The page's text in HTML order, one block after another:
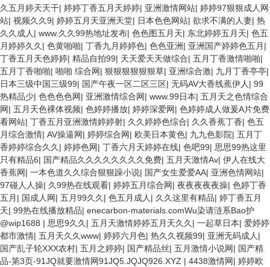
久五月婷天天干| 婷婷丁香五月天婷婷| 亚洲激情网站| 婷婷97狠狠成人网
站| 视频久久9| 婷婷五月天亚洲天堂| 日本色色网站| 欲求不满的人妻| 热
久久成人 | www.久久99热地址发布| 色色图五月天| 东北婷婷五月天| 色五
月婷婷久久 | 色黄啪啪| 丁香九月婷婷色| 色色亚洲| 亚洲国产婷婷色五月 |
丁香五月天色婷婷| 精品自拍99| 天天爱天天做综合| 五月丁香激情啪啪|
五月丁香啪啪| 啪啪 综合网| 狠狠狠狠狠狠草| 亚洲综合激| 九月丁香亭亭|
日本三级中国三级99| 国产午夜一区二区三区| 无码AV大香线蕉伊人 | 99
热精品少| 色色色色网| 亚洲激情综合网| www.99日本| 五月天之色情综合
网| 五月天色裸体视频| 色婷婷播放| 婷婷深爱网| 色婷婷成人做爰A片免费
看网站| 丁香五月亚洲激情婷婷射| 久久婷婷色综合| 久久香蕉丁香| 色五
月综合激情| AV操逼网| 婷婷综合网| 欧美日本黄色| 九九色影院| 五月丁
香婷婷综合久久 | 婷婷色网| 丁香六月天婷婷在线| 色吧99| 思思99热这里
只有精品6| 国产精品久久久久久久久久免费| 五月天激情Av| 伊人在线大
香蕉网| 一本色道久久综合狠狠躁小说| 国产女生爱爱AA| 亚洲色情网站|
97碰人人操| 久99热在线观看| 婷婷五月综合网| 夜夜夜夜夜操| 色婷丁香
五月 | 国成人网| 五月99久久 | 色五月成人 | 久久这里有精品| 婷丁香五月
天| 99热在线播放精品| enecarbon-materials.comWu染请涟系Bao护
@wip1688 | 思思9久久 | 五月天激情婷婷五月天久久 | 一起草日本| 爱婷婷
都市激情| 五月天久久www| 婷婷六月色| 热久久视频99| 亚洲无码成人 |
国产乱子轮XXX农村| 五月之婷婷| 国产精品丝| 五月激情小说网| 国产精
品-第3页-91JQ就要激情网91JQ5.JQJQ926.XYZ | 4438激情网| 婷婷欧